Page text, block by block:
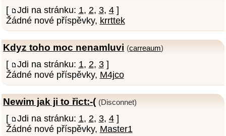
[ Jdi na stránku: 1, 2, 3, 4]
Žádné nové příspěvky, krrttek
Kdyz toho moc nenamluvi (carreaum)
[ Jdi na stránku: 1, 2, 3]
Žádné nové příspěvky, M4jco
Newim jak ji to řict:-( (Disconnet)
[ Jdi na stránku: 1, 2, 3, 4]
Žádné nové příspěvky, Master1